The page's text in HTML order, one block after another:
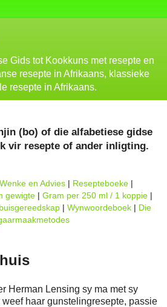
Gids tot Kookkuns met resepte en
resepte in Afrikaans, klassieke
resepte in Afrikaans.
(bo) of die alfabetiese gidse
vir resepte of ander inligting.
Wenke en Advies | Resepteboeke |
gewigte | Gram per 250 ml / 1 koppie |
| Wynwoordeboek | Die
Herman Lensing sy ma met sy
haar gunstelingresepte, passie